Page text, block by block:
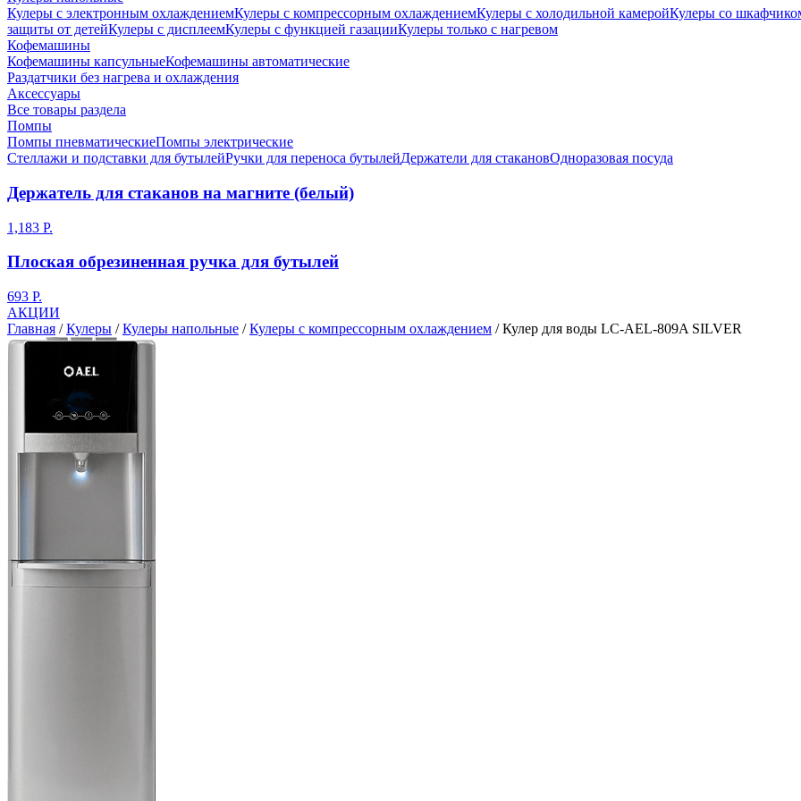
Кулеры с электронным охлаждениемКулеры с компрессорным охлаждениемКулеры с холодильной камеройКулеры со
защиты от детейКулеры с дисплеемКулеры с функцией газацииКулеры только с нагревом
Кофемашины
Кофемашины капсульныеКофемашины автоматические
Раздатчики без нагрева и охлаждения
Аксессуары
Все товары раздела
Помпы
Помпы пневматическиеПомпы электрические
Стеллажи и подставки для бутылейРучки для переноса бутылейДержатели для стакановОдноразовая посуда
Держатель для стаканов на магните (белый)
1,183 Р.
Плоская обрезиненная ручка для бутылей
693 Р.
АКЦИИ
Главная /Кулеры /Кулеры напольные /Кулеры с компрессорным охлаждением /Кулер для воды LC-AEL-809A SILVER